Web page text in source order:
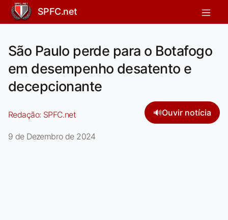
SPFC.net
São Paulo perde para o Botafogo
em desempenho desatento e
decepcionante
Redação: SPFC.net 🔊Ouvir notícia
9 de Dezembro de 2024